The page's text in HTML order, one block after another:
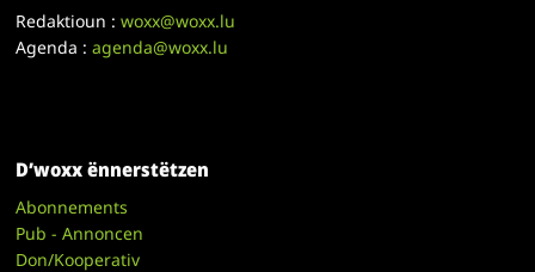
Redaktioun :woxx@woxx.lu
Agenda :agenda@woxx.lu
D’woxx ënnerstëtzen
Abonnements
Pub - Annoncen
Don/Kooperativ